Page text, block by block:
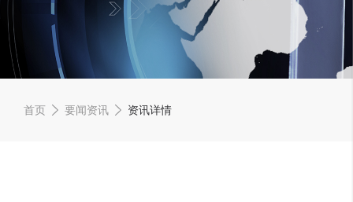
首页 要闻资讯 资讯详情